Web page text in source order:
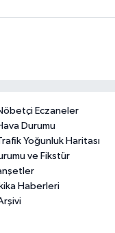
Eczaneler
Durumu
Yoğunluk Haritası
ve Fikstür
Haberleri